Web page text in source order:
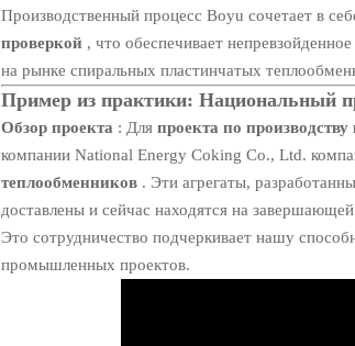
Производственный процесс Boyu сочетает в
проверкой , что обеспечивает
на рынке спиральных пластинчатых
Пример из практики: Национальный
Обзор проекта : Дляпроекта по
компании National Energy Coking Co., Ltd.
теплообменников . Эти агрегаты,
доставлены и сейчас находятся на
Это сотрудничество подчеркивает нашу
промышленных проектов.